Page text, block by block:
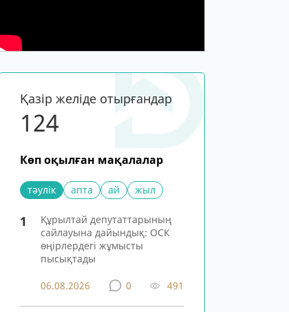
Қазір желіде отырғандар
120
Көп оқылған мақалалар
тәулік апта ай жыл
1
Құрылтай депутаттарының
сайлауына дайындық: ОСК
өңірлердегі жұмысты
пысықтады
06.08.2026 0 491